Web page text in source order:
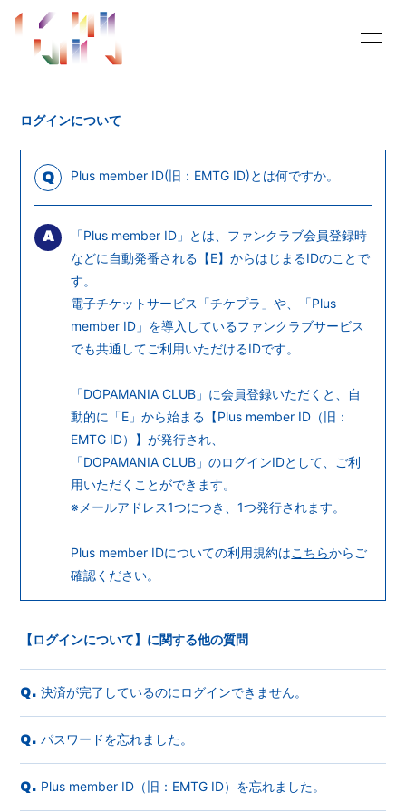
SCHEDULE
RADIO BLOG
Q&A SHOPPING PANDA
buy in my mind OFFICIAL SITE
会員登録 ログイン
ログインについて
Q Plus member ID(旧：EMTG ID)とは何ですか。
A
「Plus member ID」とは、ファンクラブ会員登録時
などに自動発番される【E】からはじまるIDのことで
す。
電子チケットサービス「チケプラ 」や、「Plus
member ID」を導入しているファンクラブサービス
でも共通してご利用いただけるIDです。
「DOPAMANIA CLUB」に会員登録いただくと、自
動的に「E」から始まる【Plus member ID（旧：
EMTG ID）】が発行され、
「DOPAMANIA CLUB」のログインIDとして、ご利
用いただくことができます。
※メールアドレス1つにつき、1つ発行されます。
Plus member IDについての利用規約はこちらからご
確認ください。
【ログインについて】に関する他の質問
Q. 決済が完了しているのにログインできません。
Q. パスワードを忘れました。
Q. Plus member ID（旧：EMTG ID）を忘れました。